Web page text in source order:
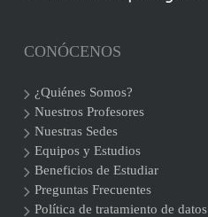
CONÓCENOS
¿Quiénes Somos?
Nuestros Profesores
Nuestras Sedes
Equipos y Estudios
Beneficios de Estudiar
Preguntas Frecuentes
Política de tratamiento de datos